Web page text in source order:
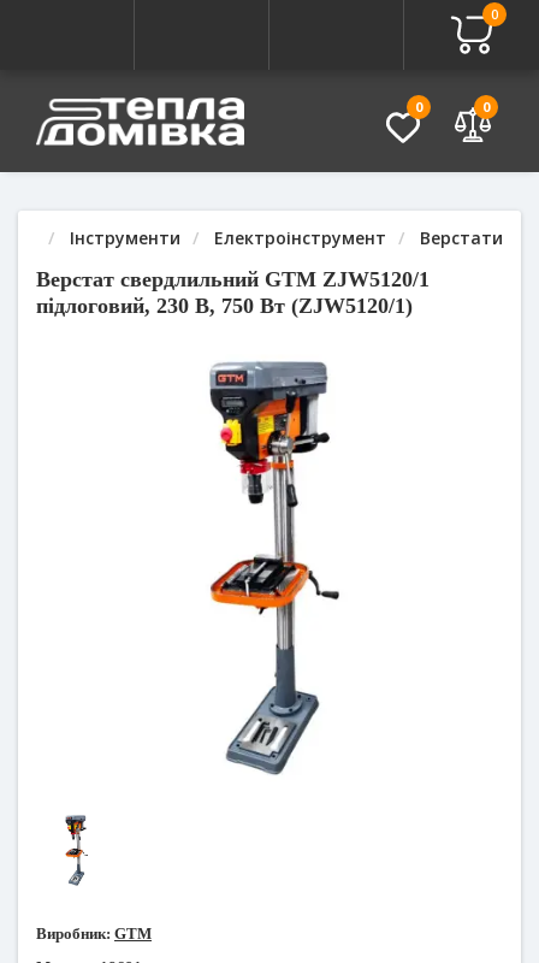
0
0 0
Інструменти Електроінструмент Верстати
Верстат свердлильний GTM ZJW5120/1
підлоговий, 230 В, 750 Вт (ZJW5120/1)
Питання - Відповідь
Виробник: GTM